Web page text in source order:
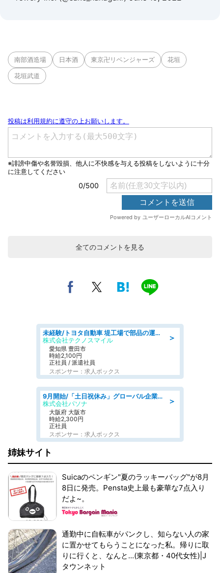
南部酒造場 日本酒 東京卍リベンジャーズ 花垣
花垣武道
全てのコメントを見る
＞
未経験/トヨタ自動車 堤工場で部品の運搬作業/tutumi
株式会社テクノスマイル
愛知県 豊田市
時給2,100円
正社員 / 派遣社員
スポンサー：求人ボックス
＞
9月開始/「土日祝休み」グローバル企業での産業保健のお仕事/保健師/高時給/残業なし/服装自由
株式会社パソナ
大阪府 大阪市
時給2,300円
正社員
スポンサー：求人ボックス
姉妹サイト
Suicaのペンギン"夏のラッキーバッグ"が8月
8日に発売。Pensta史上最も豪華な7点入り
だよ~。
通勤中に自転車がパンクし、知らない人の家
に置かせてもらうことになった私。帰りに取
りに行くと、なんと...(東京都・40代女性)|J
タウンネット